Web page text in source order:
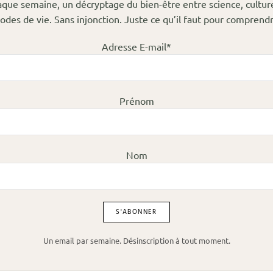
semaine, un décryptage du bien-être entre science,
de vie. Sans injonction. Juste ce qu’il faut pour
Adresse E-mail*
Prénom
Nom
Un email par semaine. Désinscription à tout moment.